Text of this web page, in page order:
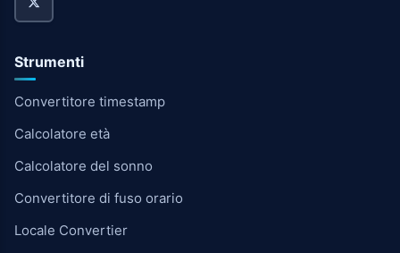
Strumenti
Convertitore timestamp
Calcolatore età
Calcolatore del sonno
Convertitore di fuso orario
Locale Convertier